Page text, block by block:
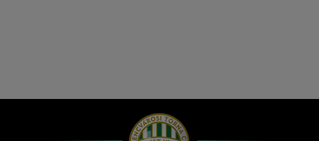
Hírek